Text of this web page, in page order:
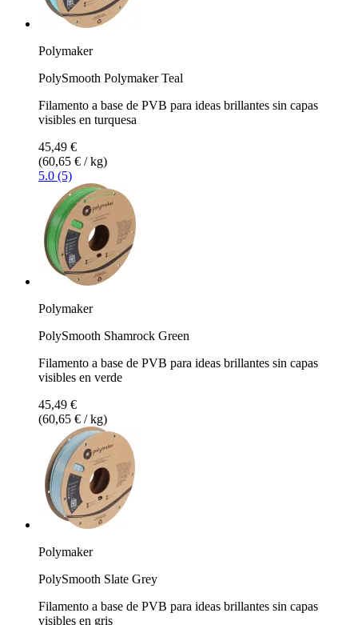
Polymaker
PolySmooth Polymaker Teal
Filamento a base de PVB para ideas brillantes sin capas
visibles en turquesa
45,49 €
(60,65 € / kg)
5.0 (5)
Polymaker
PolySmooth Shamrock Green
Filamento a base de PVB para ideas brillantes sin capas
visibles en verde
45,49 €
(60,65 € / kg)
Polymaker
PolySmooth Slate Grey
Filamento a base de PVB para ideas brillantes sin capas
visibles en gris